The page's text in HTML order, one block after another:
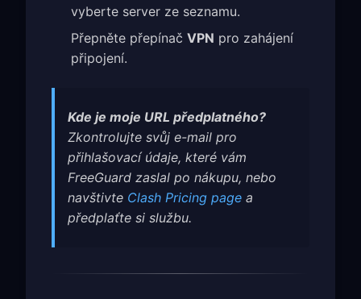
vyberte server ze seznamu.
Přepněte přepínač VPN pro zahájení
připojení.
Kde je moje URL předplatného?
Zkontrolujte svůj e-mail pro
přihlašovací údaje, které vám
FreeGuard zaslal po nákupu, nebo
navštivte Clash Pricing page a
předplaťte si službu.